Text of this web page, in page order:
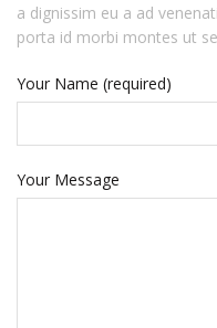
a dignissim eu a ad
porta id morbi montes ut
Your Name (required)
Your Message